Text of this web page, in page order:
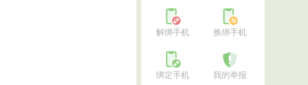
解绑手机 换绑手机
绑定手机 我的举报